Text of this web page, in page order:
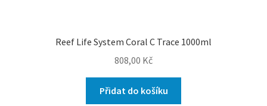
Reef Life System Coral C Trace 1000ml
808,00 Kč
Přidat do košíku